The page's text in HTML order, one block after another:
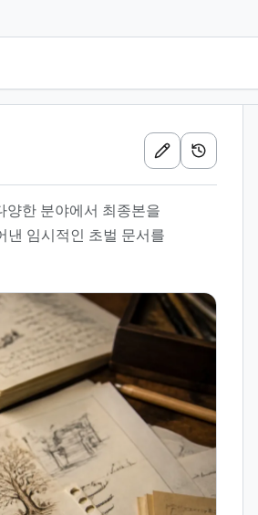
양한 분야에서 최종본을
낸 임시적인 초벌 문서를